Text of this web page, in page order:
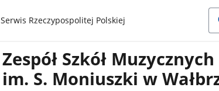
gov.pl
Serwis Rzeczypospolitej Polskiej
Zespół Szkół Muzycznych
im. S. Moniuszki w